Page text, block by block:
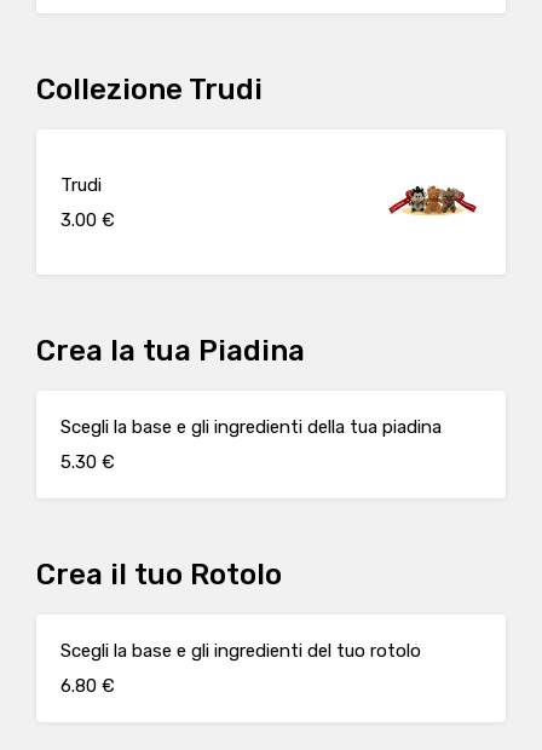
Collezione Trudi
Trudi
3.00 €
Crea la tua Piadina
Scegli la base e gli ingredienti della tua piadina
5.30 €
Crea il tuo Rotolo
Scegli la base e gli ingredienti del tuo rotolo
6.80 €